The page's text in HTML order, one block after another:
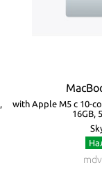
with Apple M5 с 10-
16GB,